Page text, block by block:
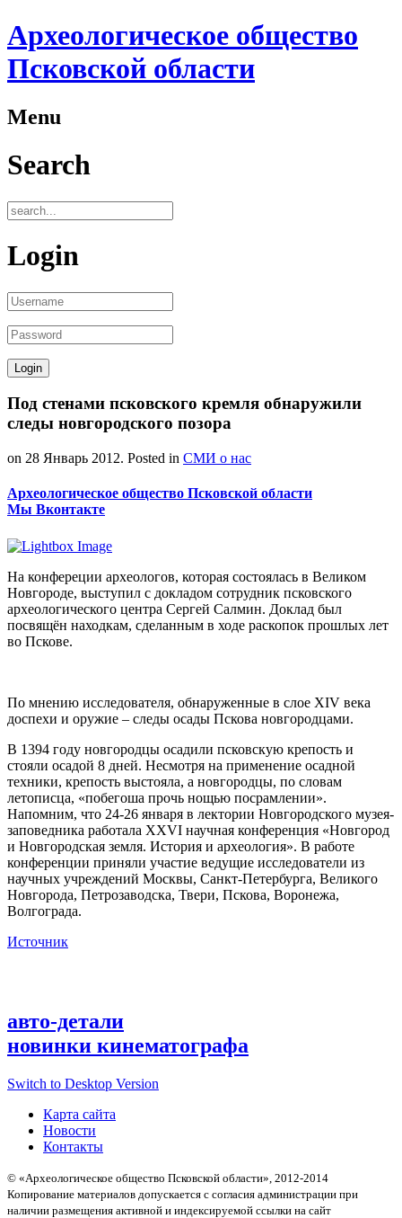
Археологическое общество
Псковской области
Menu
Search
Login
Под стенами псковского кремля обнаружили
следы новгородского позора
on 28 Январь 2012. Posted in СМИ о нас
Археологическое общество Псковской области
Мы Вконтакте
На конфереции археологов, которая состоялась в Великом
Новгороде, выступил с докладом сотрудник псковского
археологического центра Сергей Салмин. Доклад был
посвящён находкам, сделанным в ходе раскопок прошлых лет
во Пскове.
По мнению исследователя, обнаруженные в слое XIV века
доспехи и оружие – следы осады Пскова новгородцами.
В 1394 году новгородцы осадили псковскую крепость и
стояли осадой 8 дней. Несмотря на применение осадной
техники, крепость выстояла, а новгородцы, по словам
летописца, «побегоша прочь нощью посрамлении».
Напомним, что 24-26 января в лектории Новгородского музея-
заповедника работала XXVI научная конференция «Новгород
и Новгородская земля. История и археология». В работе
конференции приняли участие ведущие исследователи из
научных учреждений Москвы, Санкт-Петербурга, Великого
Новгорода, Петрозаводска, Твери, Пскова, Воронежа,
Волгограда.
Источник
авто-детали
новинки кинематографа
Switch to Desktop Version
Карта сайта
Новости
Контакты
© «Археологическое общество Псковской области», 2012-2014
Копирование материалов допускается с согласия администрации при
наличии размещения активной и индексируемой ссылки на сайт